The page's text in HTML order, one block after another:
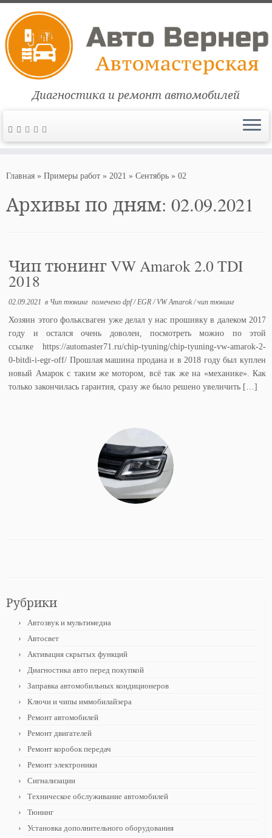
Диагностика и ремонт автомобилей
Главная » Примеры работ » 2021 » Сентябрь » 02
Архивы по дням: 02.09.2021
Чип тюнинг VW Amarok 2.0 TDI
2018
02.09.2021 в Чип тюнинг помеченоdpf/ EGR/ VW Amarok/чип тюнинг
Хозяин этого фольксваген уже делал у нас прошивку в далеком 2017
году и остался очень доволен, посмотреть можно по этой
ссылке https://automaster71.ru/chip-tyuning/chip-tyuning-vw-amarok-2-
0-bitdi-i-egr-off/ Прошлая машина продана и в 2018 году был куплен
новый Амарок с таким же мотором, всё так же на «механике». Как
только закончилась гарантия, сразу же было решено увеличить […]
Рубрики
Автозвук и мультимедиа
Автосвет
Активация скрытых функций
Диагностика авто перед покупкой
Заправка автомобильных кондиционеров
Ключи и чипы иммобилайзера
Ремонт автомобилей
Ремонт двигателей
Ремонт коробок передач
Ремонт электроники
Сигнализации
Техническое обслуживание автомобилей
Тюнинг
Установка дополнительного оборудования